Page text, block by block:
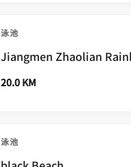
泳池
Jiangmen Zhaolian
20.0 KM
泳池